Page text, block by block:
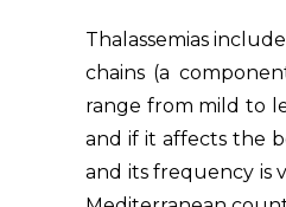
Thalassemias
chains (a
range from mild to
and if it affects the
and its frequency is